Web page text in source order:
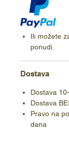
Ili možete
ponudi.
Dostava
Dostava
Dostava
Pravo na
dana